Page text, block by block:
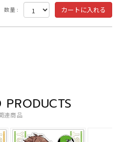
数量 :
PRODUCTS
連商品